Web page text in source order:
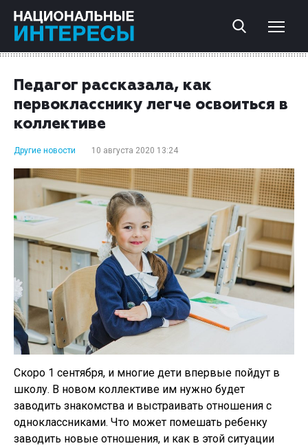
Педагог рассказала, как
первокласснику легче освоиться в
коллективе
Другие новости 10 августа 2020 13:24
Скоро 1 сентября, и многие дети впервые пойдут в
школу. В новом коллективе им нужно будет
заводить знакомства и выстраивать отношения с
одноклассниками. Что может помешать ребенку
заводить новые отношения, и как в этой ситуации